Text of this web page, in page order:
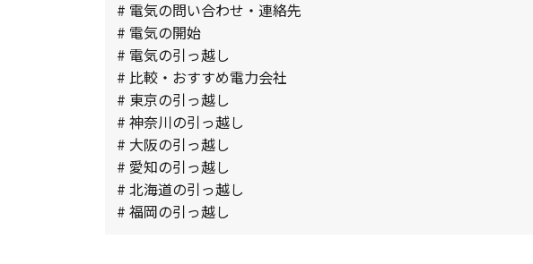
# 電気の問い合わせ・連絡先
# 電気の開始
# 電気の引っ越し
# 比較・おすすめ電力会社
# 東京の引っ越し
# 神奈川の引っ越し
# 大阪の引っ越し
# 愛知の引っ越し
# 北海道の引っ越し
# 福岡の引っ越し